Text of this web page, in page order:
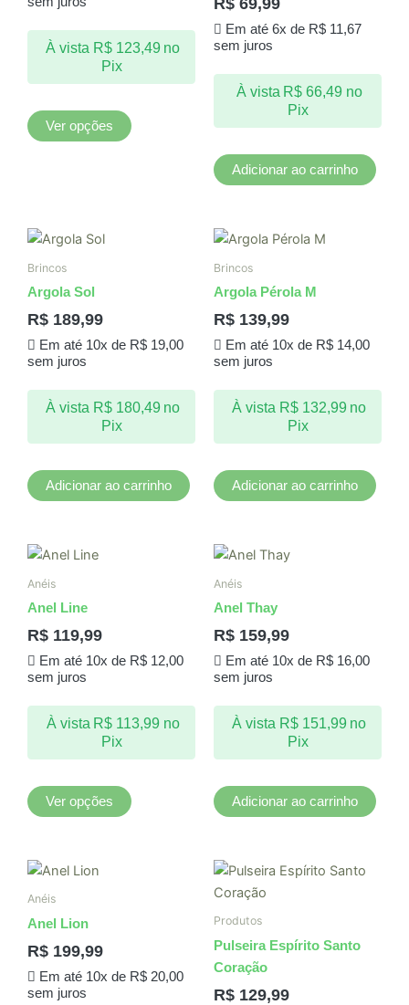
À vista R$123,49 no
Pix
Ver opções
podem
ser
página
R$ 69,99
Em até 6x de R$11,67
sem juros
À vista R$ 66,49 no
Pix
Adicionar ao carrinho
Brincos
Argola Sol
R$ 189,99
Em até 10x de R$19,00
sem juros
À vista R$180,49 no
Pix
Adicionar ao carrinho
Brincos
Argola Pérola M
R$ 139,99
Em até 10x de R$14,00
sem juros
À vista R$132,99 no
Pix
Adicionar ao carrinho
Anéis
Anel Line
R$ 119,99
Em até 10x de R$12,00
sem juros
À vista R$ 113,99 no
Pix
Ver opções
As
podem
ser
página
Anéis
Anel Thay
R$ 159,99
Em até 10x de R$16,00
sem juros
À vista R$151,99 no
Pix
Adicionar ao carrinho
Anéis
Anel Lion
R$ 199,99
Em até 10x de R$20,00
sem juros
Produtos
Pulseira Espírito Santo
Coração
R$ 129,99